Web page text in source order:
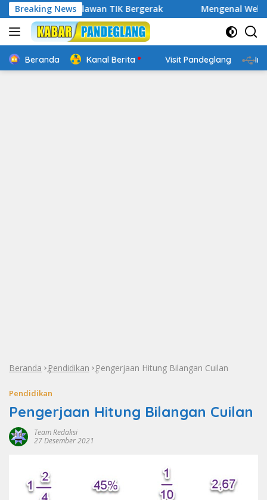
Langsung
ke
konten
Breaking News
Relawan TIK Bergerak Mengenal Website Resmi
Beranda Kanal Berita Visit Pandeglang
Beranda »Pendidikan »Pengerjaan Hitung Bilangan Cuilan
Pendidikan
Pengerjaan Hitung Bilangan Cuilan
Team Redaksi
27 Desember 2021